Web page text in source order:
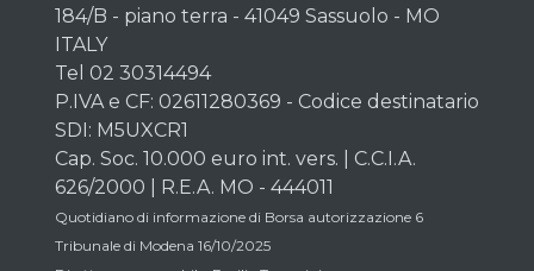
184/B - piano terra - 41049 Sassuolo - MO
ITALY
Tel 02 30314494
P.IVA e CF: 02611280369 - Codice destinatario
SDI: M5UXCR1
Cap. Soc. 10.000 euro int. vers. | C.C.I.A.
626/2000 | R.E.A. MO - 444011
Quotidiano di informazione di Borsa autorizzazione 6
Tribunale di Modena 16/10/2025